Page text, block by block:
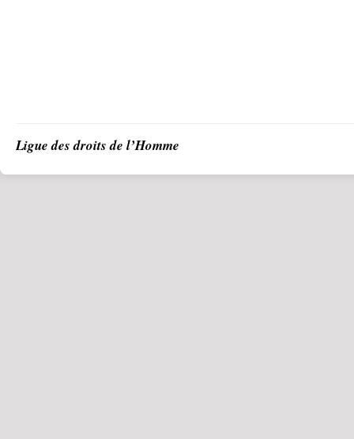
Ligue des droits de l’Homme